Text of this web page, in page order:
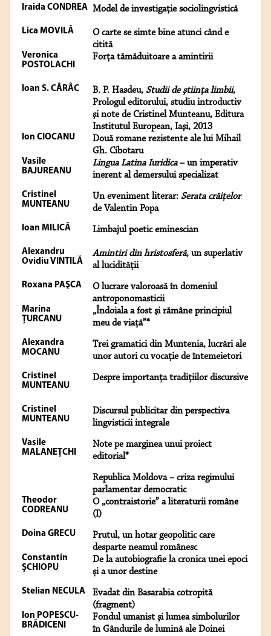
Iraida CONDREA Model de investigaţie sociolingvistică
Lica MOVILĂ
O carte se simte bine atunci când e
citită
Veronica
POSTOLACHI
Forţa tămăduitoare a amintirii
Ioan S. CÂRÂC B. P. Hasdeu, Studii de ştiinţa limbii,
Prologul editorului, studiu introductiv
şi note de Cristinel Munteanu, Editura
Institutul European, Iaşi, 2013
Ion CIOCANU
Două romane rezistente ale lui Mihail
Gh. Cibotaru
Vasile
BAJUREANU
Lingua Latina Iuridica– un imperativ
inerent al demersului specializat
Cristinel
MUNTEANU
Un eveniment literar: Serata crăiţelor
de Valentin Popa
Ioan MILICĂ Limbajul poetic eminescian
Alexandru
Ovidiu VINTILĂ
Amintiri din hristosferă, un superlativ
al lucidităţii
Roxana PAŞCA
O lucrare valoroasă în domeniul
antroponomasticii
Marina
ŢURCANU
„Îndoiala a fost şi rămâne principiul
meu de viaţă”*
Alexandra
MOCANU
Trei gramatici din Muntenia, lucrări ale
unor autori cu vocație de întemeietori
Cristinel
MUNTEANU
Despre importanţa tradiţiilor discursive
Cristinel
MUNTEANU
Discursul publicitar din perspectiva
lingvisticii integrale
Vasile
MALANEŢCHI
Note pe marginea unui proiect
editorial*
Republica Moldova – criza regimului
parlamentar democratic
Theodor
CODREANU
O „contraistorie” a literaturii române
(I)
Doina GRECU
Prutul, un hotar geopolitic care
desparte neamul românesc
Constantin
ŞCHIOPU
De la autobiografie la cronica unei epoci
și a unor destine
Stelian NECULA
Evadat din Basarabia cotropită
(fragment)
Ion POPESCU-
BRĂDICENI
Fondul umanist şi lumea simbolurilor
în Gândurile de lumină ale Doinei